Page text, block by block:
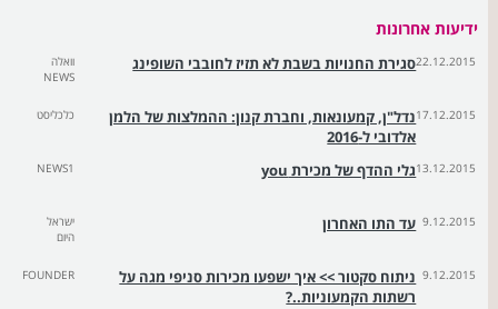
ידיעות אחרונות
22.12.2015סגירת החנויות בשבת לא תזיז לחובבי השופינג
וואלה
NEWS
17.12.2015נדל"ן, קמעונאות, וחברת קנון: ההמלצות של הלמן
אלדובי ל-2016
כלכליסט
13.12.2015גלי ההדף של מכירת you NEWS1
9.12.2015 עד התו האחרון
ישראל
היום
9.12.2015 ניתוח סקטור >> איך ישפעו מכירות סניפי מגה על
רשתות הקמעוניות..?
FOUNDER